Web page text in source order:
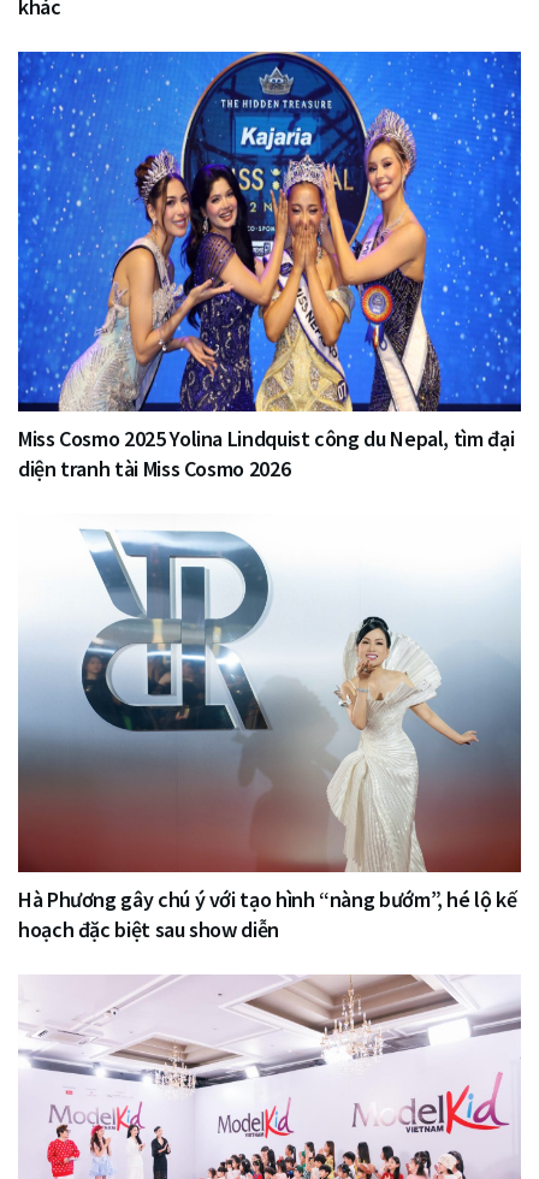
khác
Miss Cosmo 2025 Yolina Lindquist công du Nepal, tìm đại
diện tranh tài Miss Cosmo 2026
Hà Phương gây chú ý với tạo hình “nàng bướm”, hé lộ kế
hoạch đặc biệt sau show diễn